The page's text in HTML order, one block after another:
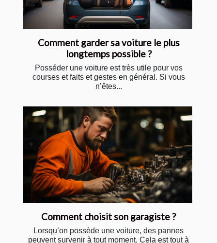
Comment garder sa voiture le plus
longtemps possible ?
Posséder une voiture est très utile pour vos
courses et faits et gestes en général. Si vous
n’êtes...
Comment choisit son garagiste ?
Lorsqu’on possède une voiture, des pannes
peuvent survenir à tout moment. Cela est tout à